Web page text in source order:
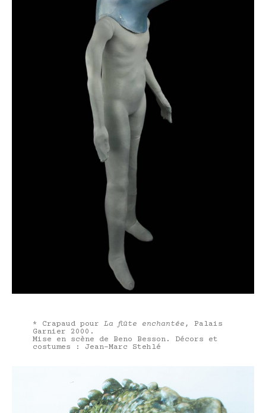
* Crapaud pour La flûte enchantée , Palais
Garnier 2000.
Mise en scène de Beno Besson. Décors et
costumes : Jean-Marc Stehlé